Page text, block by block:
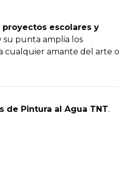
escolares y
su punta amplia los
cualquier amante del arte o
de Pintura al Agua TNT.